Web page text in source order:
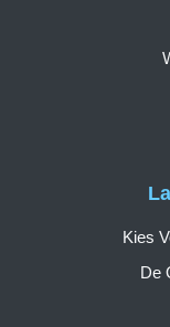
Kies
De